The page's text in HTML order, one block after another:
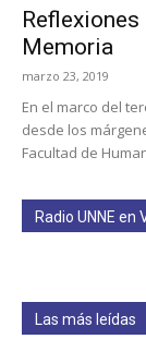
Memoria
marzo 23, 2019
En el marco del
desde los
Facultad de
Radio UNNE en
Las más leídas